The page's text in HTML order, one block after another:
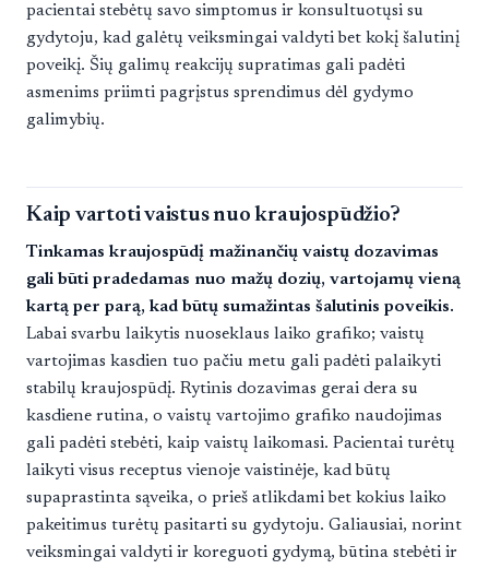
pacientai stebėtų savo simptomus ir konsultuotųsi su
gydytoju, kad galėtų veiksmingai valdyti bet kokį šalutinį
poveikį. Šių galimų reakcijų supratimas gali padėti
asmenims priimti pagrįstus sprendimus dėl gydymo
galimybių.
Kaip vartoti vaistus nuo kraujospūdžio?
Tinkamas kraujospūdį mažinančių vaistų dozavimas
gali būti pradedamas nuo mažų dozių, vartojamų vieną
kartą per parą, kad būtų sumažintas šalutinis poveikis.
Labai svarbu laikytis nuoseklaus laiko grafiko; vaistų
vartojimas kasdien tuo pačiu metu gali padėti palaikyti
stabilų kraujospūdį. Rytinis dozavimas gerai dera su
kasdiene rutina, o vaistų vartojimo grafiko naudojimas
gali padėti stebėti, kaip vaistų laikomasi. Pacientai turėtų
laikyti visus receptus vienoje vaistinėje, kad būtų
supaprastinta sąveika, o prieš atlikdami bet kokius laiko
pakeitimus turėtų pasitarti su gydytoju. Galiausiai, norint
veiksmingai valdyti ir koreguoti gydymą, būtina stebėti ir